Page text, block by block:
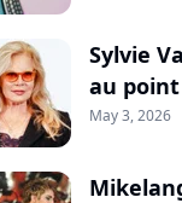
Sylvie
au
May 3, 2026